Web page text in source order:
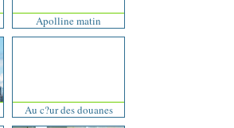
Apolline matin
Au c?ur des douanes